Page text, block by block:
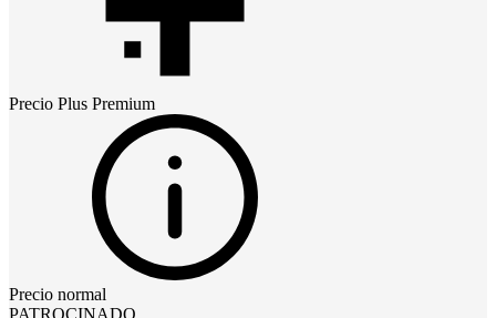
Precio Plus Premium
Precio normal
PATROCINADO